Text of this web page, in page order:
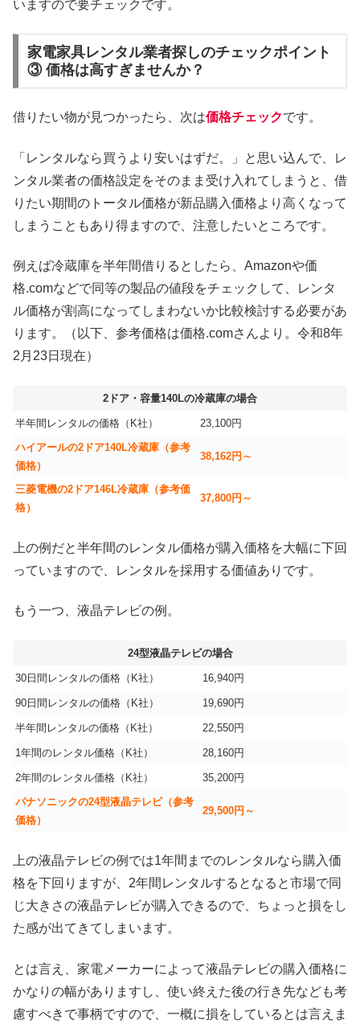
いますので要チェックです。
家電家具レンタル業者探しのチェックポイント
③ 価格は高すぎませんか？
借りたい物が見つかったら、次は価格チェックです。
「レンタルなら買うより安いはずだ。」と思い込んで、レ
ンタル業者の価格設定をそのまま受け入れてしまうと、借
りたい期間のトータル価格が新品購入価格より高くなって
しまうこともあり得ますので、注意したいところです。
例えば冷蔵庫を半年間借りるとしたら、Amazonや価
格.comなどで同等の製品の値段をチェックして、レンタ
ル価格が割高になってしまわないか比較検討する必要があ
ります。（以下、参考価格は価格.comさんより。令和8年
2月23日現在）
2ドア・容量140Lの冷蔵庫の場合
半年間レンタルの価格（K社）
23,100円
ハイアールの2ドア140L冷蔵庫（参考
価格）
38,162円～
三菱電機の2ドア146L冷蔵庫（参考価
格）
37,800円～
上の例だと半年間のレンタル価格が購入価格を大幅に下回
っていますので、レンタルを採用する価値ありです。
もう一つ、液晶テレビの例。
24型液晶テレビの場合
30日間レンタルの価格（K社） 16,940円
90日間レンタルの価格（K社） 19,690円
半年間レンタルの価格（K社） 22,550円
1年間のレンタル価格（K社） 28,160円
2年間のレンタル価格（K社）
35,200円
パナソニックの24型液晶テレビ（参考
価格）
29,500円～
上の液晶テレビの例では1年間までのレンタルなら購入価
格を下回りますが、2年間レンタルするとなると市場で同
じ大きさの液晶テレビが購入できるので、ちょっと損をし
た感が出てきてしまいます。
とは言え、家電メーカーによって液晶テレビの購入価格に
かなりの幅がありますし、使い終えた後の行き先なども考
慮すべきで事柄ですので、一概に損をしているとは言えま